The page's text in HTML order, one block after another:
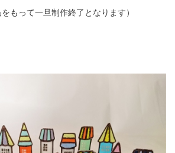
もって一旦制作終了となります）